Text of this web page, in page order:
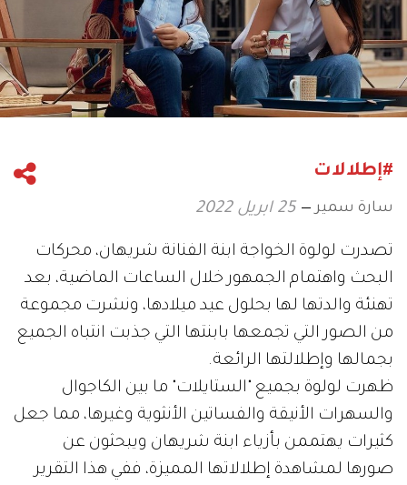
#إطلالات
سارة سمير 25 ابريل 2022
تصدرت لولوة الخواجة ابنة الفنانة شريهان، محركات
البحث واهتمام الجمهور خلال الساعات الماضية، بعد
تهنئة والدتها لها بحلول عيد ميلادها، ونشرت مجموعة
من الصور التي تجمعها بابنتها التي جذبت انتباه الجميع
بجمالها وإطلالتها الرائعة.
ظهرت لولوة بجميع "الستايلات" ما بين الكاجوال
والسهرات الأنيقة والفساتين الأنثوية وغيرها، مما جعل
كثيرات يهتممن بأزياء ابنة شريهان ويبحثون عن
صورها لمشاهدة إطلالاتها المميزة، ففي هذا التقرير